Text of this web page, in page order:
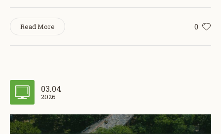
0
Read More
03.04
2026